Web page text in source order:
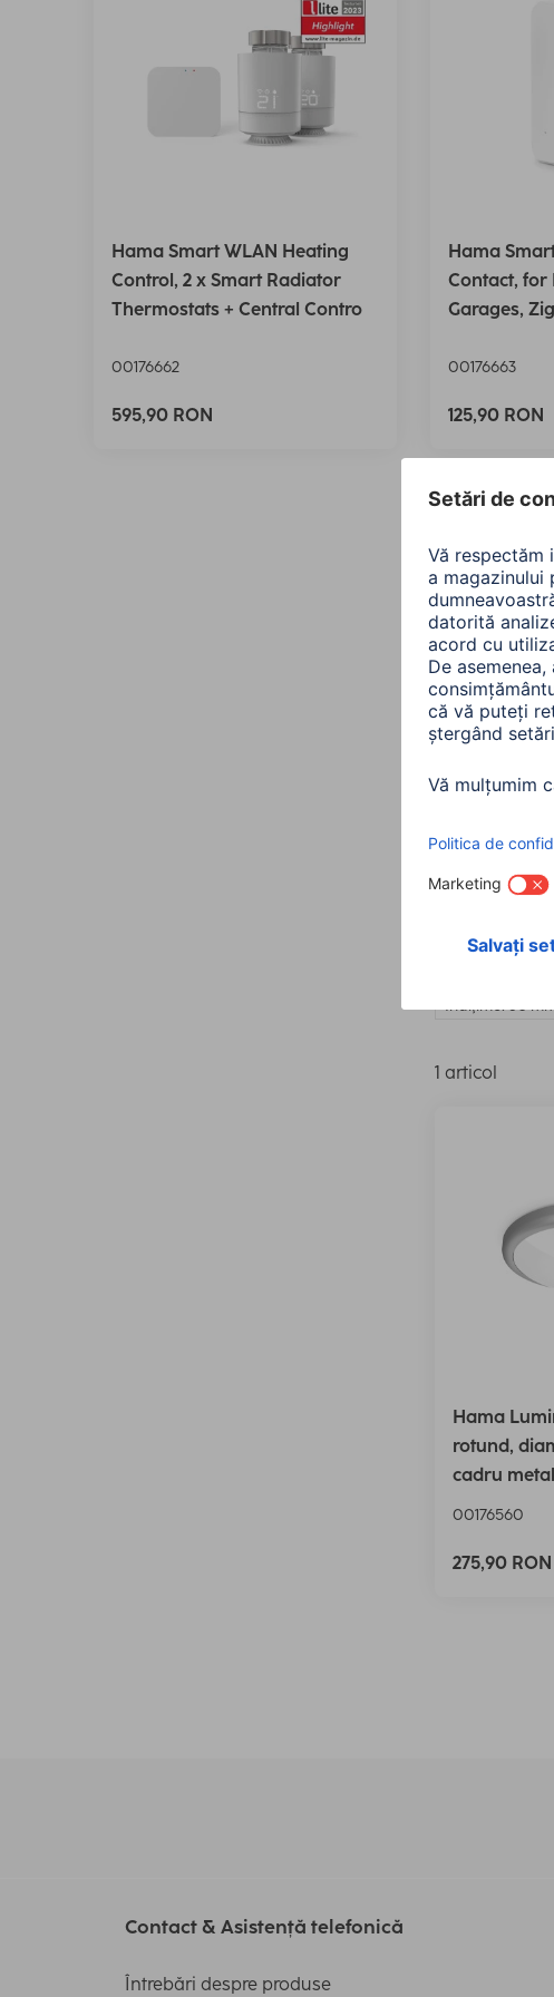
Hama Smart WLAN Heating
Control, 2 x Smart Radiator
Thermostats + Central Contro
00176662
595,90 RON
Hama
Contact, for
Garages,
00176663
125,90 RON
All
Sortare:
1 articol
Hama
rotund,
cadru
00176560
275,90 RON
Contact & Asistență telefonică
Întrebări despre produse